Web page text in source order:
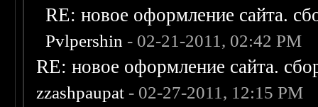
RE: новое оформление сайта.
Pvlpershin - 02-21-2011, 02:42 PM
RE: новое оформление сайта.
zzashpaupat - 02-27-2011, 12:15 PM